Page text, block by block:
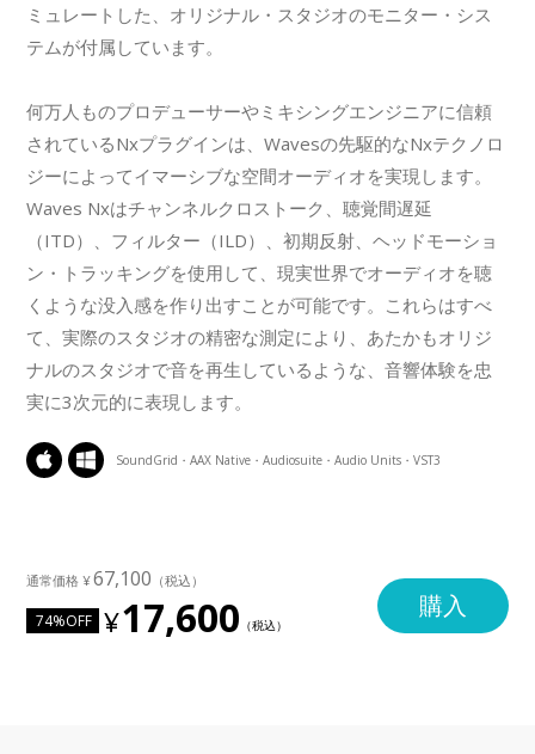
ミュレートした、オリジナル・スタジオのモニター・シス
テムが付属しています。
何万人ものプロデューサーやミキシングエンジニアに信頼
されているNxプラグインは、Wavesの先駆的なNxテクノロ
ジーによってイマーシブな空間オーディオを実現します。
Waves Nxはチャンネルクロストーク、聴覚間遅延
（ITD）、フィルター（ILD）、初期反射、ヘッドモーショ
ン・トラッキングを使用して、現実世界でオーディオを聴
くような没入感を作り出すことが可能です。これらはすべ
て、実際のスタジオの精密な測定により、あたかもオリジ
ナルのスタジオで音を再生しているような、音響体験を忠
実に3次元的に表現します。
SoundGrid・AAX Native・Audiosuite・Audio Units・VST3
67,100
74%OFF 17,600 購入